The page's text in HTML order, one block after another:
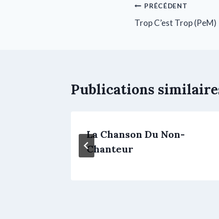
PRÉCÉDENT
Trop C’est Trop (PeM)
Publications
La Chanson Du Non-
Chanteur